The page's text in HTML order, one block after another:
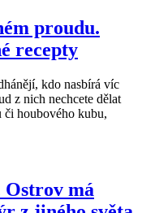
proudu.
recepty
kdo nasbírá víc
z nich nechcete dělat
či houbového kubu,
Ostrov má